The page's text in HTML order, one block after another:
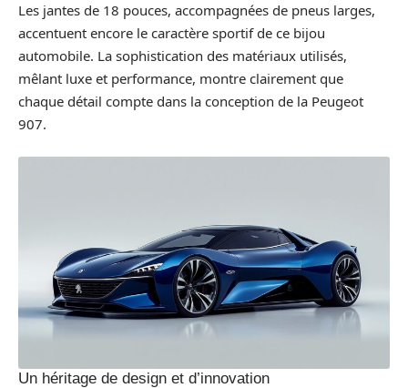
Les jantes de 18 pouces, accompagnées de pneus larges,
accentuent encore le caractère sportif de ce bijou
automobile. La sophistication des matériaux utilisés,
mêlant luxe et performance, montre clairement que
chaque détail compte dans la conception de la Peugeot
907.
Un héritage de design et d’innovation